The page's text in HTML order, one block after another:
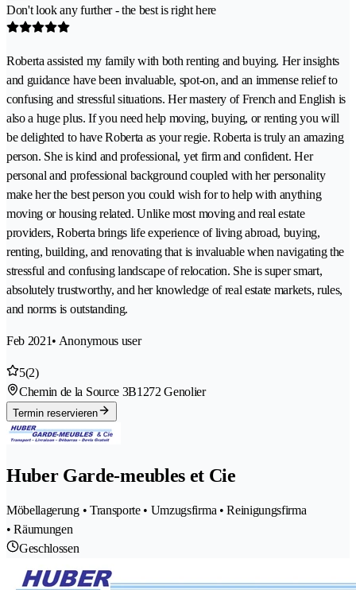
Don't look any further - the best is right here
Roberta assisted my family with both renting and buying. Her insights
and guidance have been invaluable, spot-on, and an immense relief to
confusing and stressful situations. Her mastery of French and English is
also a huge plus. If you need help moving, buying, or renting you will
be delighted to have Roberta as your regie. Roberta is truly an amazing
person. She is kind and professional, yet firm and confident. Her
personal and professional background coupled with her personality
make her the best person you could wish for to help with anything
moving or housing related. Unlike most moving and real estate
providers, Roberta brings life experience of living abroad, buying,
renting, building, and renovating that is invaluable when navigating the
stressful and confusing landscape of relocation. She is super smart,
absolutely trustworthy, and her knowledge of real estate markets, rules,
and norms is outstanding.
Feb 2021• Anonymous user
5(2)
Chemin de la Source 3B1272 Genolier
Termin reservieren
Huber Garde-meubles et Cie
Möbellagerung • Transporte • Umzugsfirma • Reinigungsfirma
• Räumungen
Geschlossen